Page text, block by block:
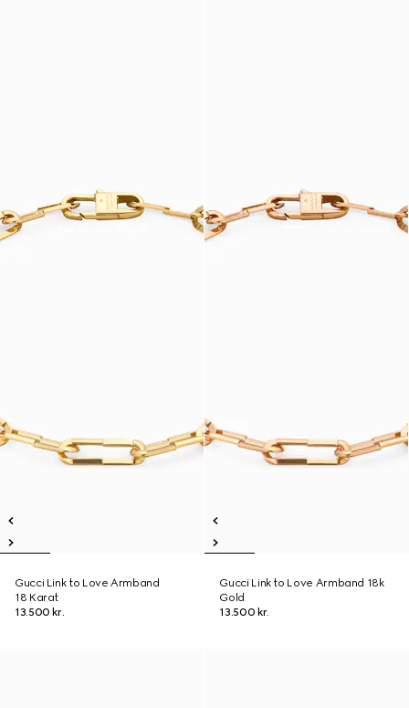
Gucci Link to Love Armband
18 Karat
13.500 kr.
Gucci Link to Love Armband 18k
Gold
13.500 kr.